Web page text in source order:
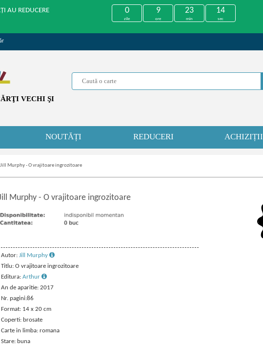
AU REDUCERE
0
zile
9
ore
23
min
14
sec
VECHI ŞI
NOUTĂȚI REDUCERI ACHIZIȚII
Jill Murphy - O vrajitoare ingrozitoare
Murphy - O vrajitoare ingrozitoare
Autor: Jill Murphy
Titlu: O vrajitoare ingrozitoare
Editura: Arthur
An de aparitie: 2017
Nr. pagini:86
Format: 14 x 20 cm
Coperti: brosate
Carte in limba: romana
Stare: buna